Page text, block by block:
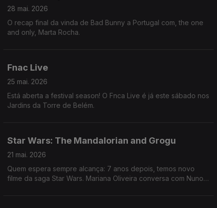
28 mai. 2026
O recap final da vinda de Bad Bunny a Portugal com, the one
and only, Marta Rocha.
Fnac Live
25 mai. 2026
Está aberta a festival season! O Fnca Live é já este sábado nos
Jardins da Torre de Belém.
Star Wars: The Mandalorian and Grogu
21 mai. 2026
Quem espera sempre alcança: 7 anos depois, temos novo
filme da saga Star Wars. Mariana Oliveira conversa com Nuno